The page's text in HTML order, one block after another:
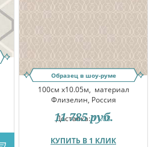
Образец в шоу-руме
100см x10.05м, материал
Флизелин, Россия
Доставка:11.08
КУПИТЬ В 1 КЛИК
11 785 руб.